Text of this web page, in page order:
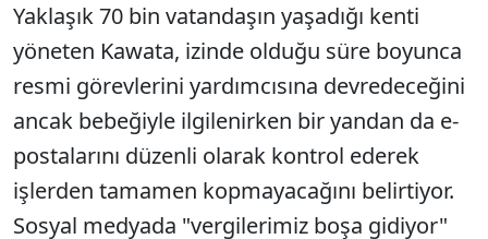
Yaklaşık 70 bin vatandaşın yaşadığı kenti
yöneten Kawata, izinde olduğu süre boyunca
resmi görevlerini yardımcısına devredeceğini
ancak bebeğiyle ilgilenirken bir yandan da e-
postalarını düzenli olarak kontrol ederek
işlerden tamamen kopmayacağını belirtiyor.
Sosyal medyada "vergilerimiz boşa gidiyor"